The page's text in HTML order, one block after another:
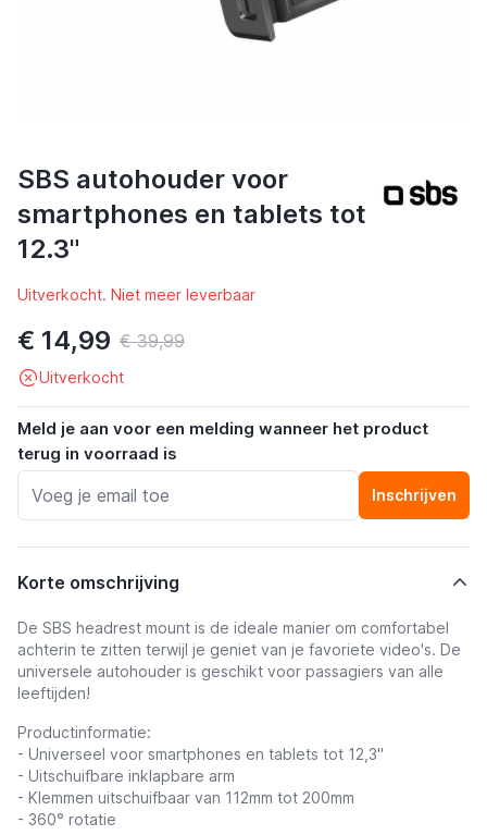
SBS autohouder voor
smartphones en tablets tot
12.3"
Uitverkocht. Niet meer leverbaar
€ 14,99 € 39,99
Uitverkocht
Meld je aan voor een melding wanneer het product
terug in voorraad is
Inschrijven
Korte omschrijving
De SBS headrest mount is de ideale manier om comfortabel
achterin te zitten terwijl je geniet van je favoriete video's. De
universele autohouder is geschikt voor passagiers van alle
leeftijden!
Productinformatie:
- Universeel voor smartphones en tablets tot 12,3"
- Uitschuifbare inklapbare arm
- Klemmen uitschuifbaar van 112mm tot 200mm
- 360° rotatie